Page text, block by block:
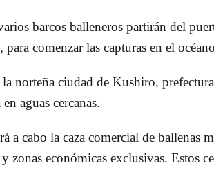
barcos balleneros partirán del
para comenzar las capturas en el
la norteña ciudad de Kushiro,
aguas cercanas.
a cabo la caza comercial de ballenas
zonas económicas exclusivas. Estos